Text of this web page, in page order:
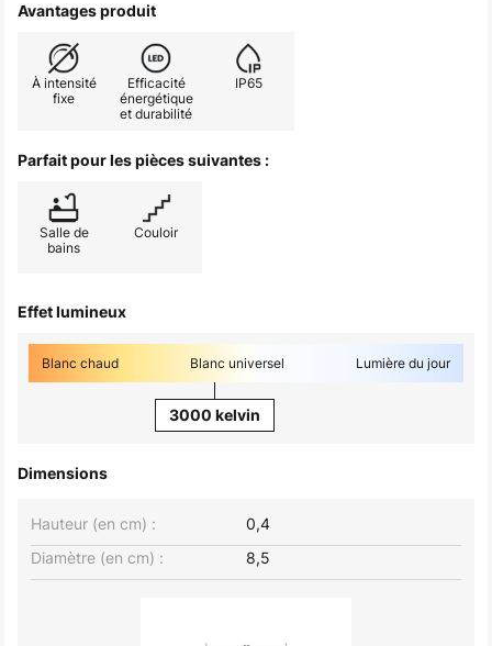
Avantages produit
À intensité
fixe
Efficacité
énergétique
et durabilité
IP65
Parfait pour les pièces suivantes :
Salle de
bains
Couloir
Effet lumineux
Blanc chaud Blanc universel Lumière du jour
3000 kelvin
Dimensions
Hauteur (en cm) :
0,4
Diamètre (en cm) :
8,5